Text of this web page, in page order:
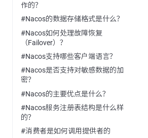
作的？
#Nacos的数据存储格式是什么？
#Nacos如何处理故障恢复
（Failover）？
#Nacos支持哪些客户端语言？
#Nacos是否支持对敏感数据的加
密？
#Nacos的主要优点是什么？
#Nacos服务注册表结构是什么样
的？
#消费者是如何调用提供者的